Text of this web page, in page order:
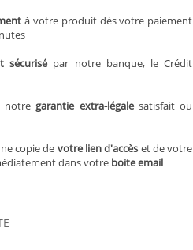
à votre produit dès votre paiement
sécurisé par notre banque, le Crédit
notregarantie extra-légalesatisfait ou
copie de votre lien d'accès et de votre
dans votre boite email